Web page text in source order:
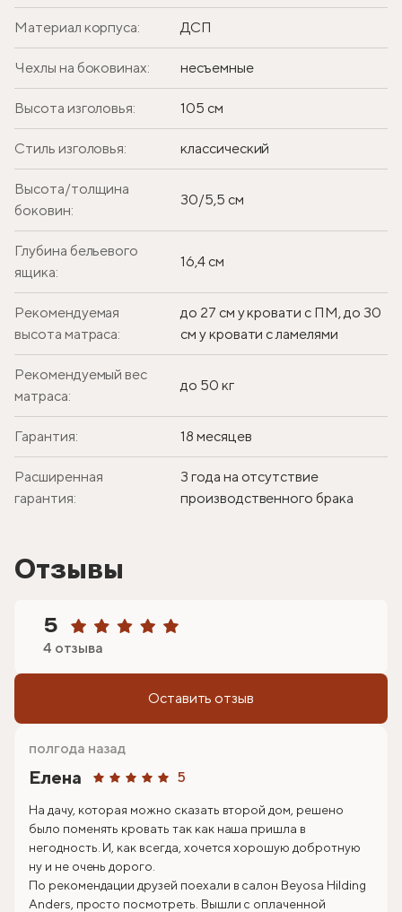
Материал корпуса: ДСП
Чехлы на боковинах: несъемные
Высота изголовья: 105 см
Стиль изголовья: классический
Высота/толщина
боковин:
30/5,5 см
Глубина бельевого
ящика:
16,4 см
Рекомендуемая
высота матраса:
до 27 см у кровати с ПМ, до 30
см у кровати с ламелями
Рекомендуемый вес
матраса:
до 50 кг
Гарантия: 18 месяцев
Расширенная
гарантия:
3 года на отсутствие
производственного брака
Отзывы
5
4 отзыва
Оставить отзыв
Елена 5
полгода назад
На дачу, которая можно сказать второй дом, решено
было поменять кровать так как наша пришла в
негодность. И, как всегда, хочется хорошую добротную
ну и не очень дорого.
По рекомендации друзей поехали в салон Beyosa Hilding
Anders, просто посмотреть. Вышли с оплаченной